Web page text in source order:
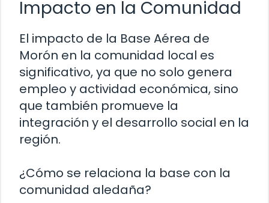
Impacto en la Comunidad
El impacto de la Base Aérea de
Morón en la comunidad local es
significativo, ya que no solo genera
empleo y actividad económica, sino
que también promueve la
integración y el desarrollo social en la
región.
¿Cómo se relaciona la base con la
comunidad aledaña?